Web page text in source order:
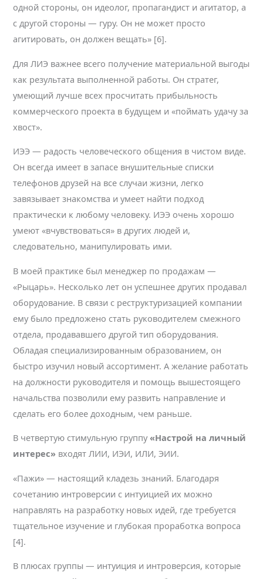
одной стороны, он идеолог, пропагандист и агитатор, а
с другой стороны — гуру. Он не может просто
агитировать, он должен вещать» [6].
Для ЛИЭ важнее всего получение материальной выгоды
как результата выполненной работы. Он стратег,
умеющий лучше всех просчитать прибыльность
коммерческого проекта в будущем и «поймать удачу за
хвост».
ИЭЭ — радость человеческого общения в чистом виде.
Он всегда имеет в запасе внушительные списки
телефонов друзей на все случаи жизни, легко
завязывает знакомства и умеет найти подход
практически к любому человеку. ИЭЭ очень хорошо
умеют «вчувствоваться» в других людей и,
следовательно, манипулировать ими.
В моей практике был менеджер по продажам —
«Рыцарь». Несколько лет он успешнее других продавал
оборудование. В связи с реструктуризацией компании
ему было предложено стать руководителем смежного
отдела, продававшего другой тип оборудования.
Обладая специализированным образованием, он
быстро изучил новый ассортимент. А желание работать
на должности руководителя и помощь вышестоящего
начальства позволили ему развить направление и
сделать его более доходным, чем раньше.
В четвертую стимульную группу «Настрой на личный
интерес» входят ЛИИ, ИЭИ, ИЛИ, ЭИИ.
«Пажи» — настоящий кладезь знаний. Благодаря
сочетанию интроверсии с интуицией их можно
направлять на разработку новых идей, где требуется
тщательное изучение и глубокая проработка вопроса
[4].
В плюсах группы — интуиция и интроверсия, которые